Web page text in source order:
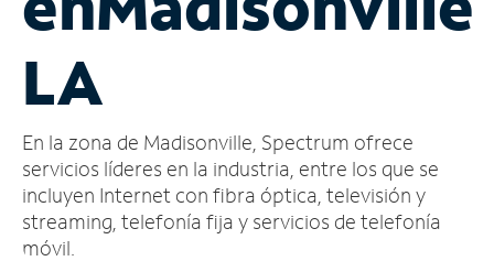
cuenta
Encuentra
tienda
LA
En la zona de Madisonville, Spectrum ofrece
servicios líderes en la industria, entre los que se
incluyen Internet con fibra óptica, televisión y
streaming, telefonía fija y servicios de telefonía
móvil.